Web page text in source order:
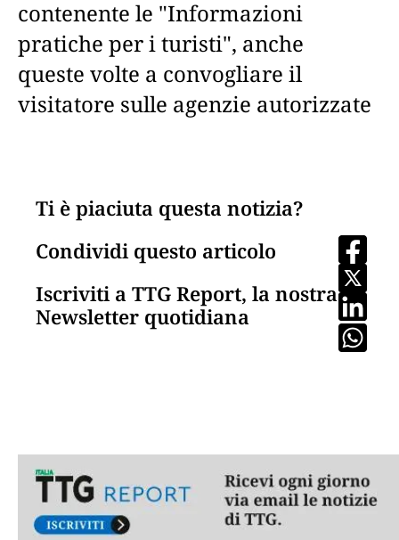
contenente le "Informazioni
pratiche per i turisti", anche
queste volte a convogliare il
visitatore sulle agenzie autorizzate
Ti è piaciuta questa notizia?
Condividi questo articolo
Iscriviti a TTG Report, la nostra
Newsletter quotidiana